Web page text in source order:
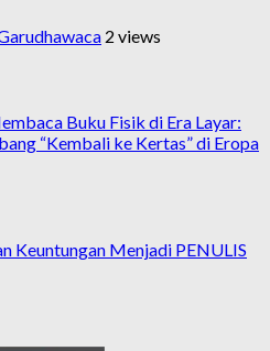
2 views
Buku Fisik di Era Layar:
“Kembali ke Kertas” di Eropa
Keuntungan Menjadi PENULIS